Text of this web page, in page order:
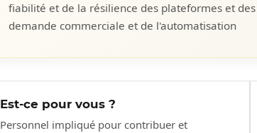
fiabilité et de la résilience des plateformes et
demande commerciale et de l'automatisation
Est-ce pour vous ?
Personnel impliqué pour contribuer et